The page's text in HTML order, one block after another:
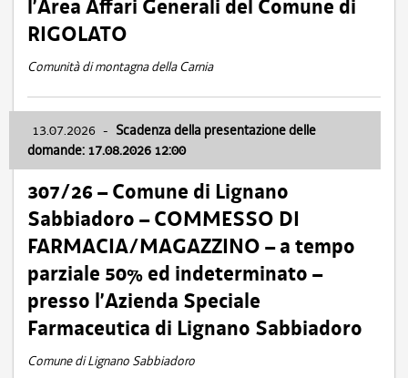
l’Area Affari Generali del Comune di
RIGOLATO
Comunità di montagna della Carnia
13.07.2026 - Scadenza della presentazione delle
domande: 17.08.2026 12:00
307/26 – Comune di Lignano
Sabbiadoro – COMMESSO DI
FARMACIA/MAGAZZINO – a tempo
parziale 50% ed indeterminato –
presso l’Azienda Speciale
Farmaceutica di Lignano Sabbiadoro
Comune di Lignano Sabbiadoro